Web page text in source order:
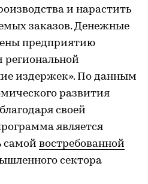
и нарастить
заказов. Денежные
предприятию
региональной
издержек». По данным
развития
своей
является
самой востребованной
сектора